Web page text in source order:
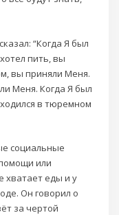
“Когда Я был
пить, вы
вы приняли Меня.
Меня. Когда Я был
в тюремном
социальные
или
хватает еды и у
Он говорил о
за чертой